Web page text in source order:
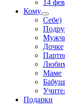
14
Кому
Себе)
Дочке
Маме
Подарки